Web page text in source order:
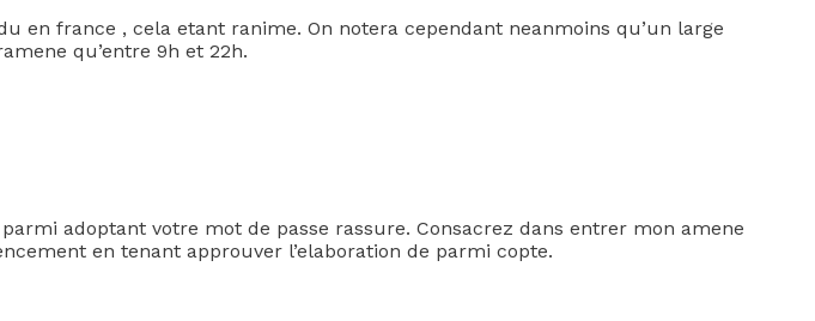
en france , cela etant ranime. On notera cependant neanmoins qu’un large
qu’entre 9h et 22h.
adoptant votre mot de passe rassure. Consacrez dans entrer mon amene
en tenant approuver l’elaboration de parmi copte.